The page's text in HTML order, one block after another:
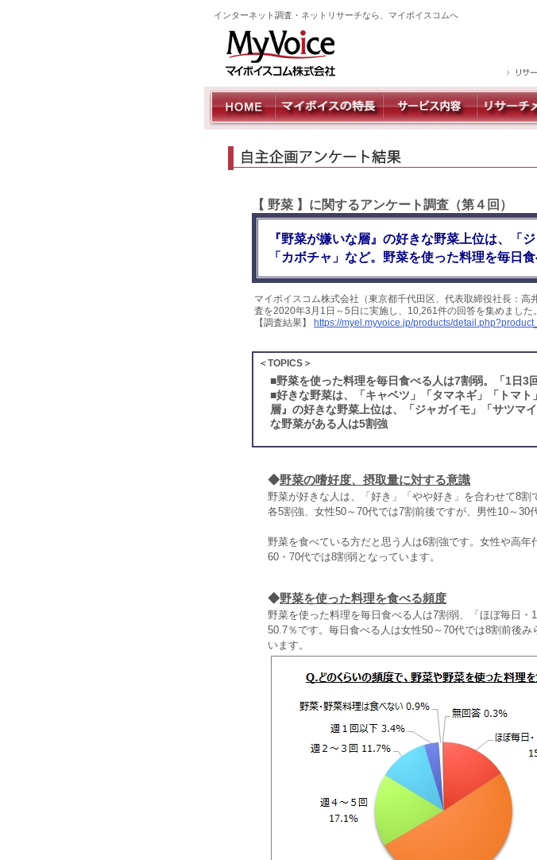
インターネット調査・ネットリサーチなら、マイボイスコムへ
【 野菜 】に関するアンケート調査（第４回）
『野菜が嫌いな層』の好きな野菜上位は、「
「カボチャ」など。野菜を使った料理を毎日
マイボイスコム株式会社（東京都千代田区、代表取締役社長：
査を2020年3月1日～5日に実施し、10,261件の回答を集めました
【調査結果】
https://myel.myvoice.jp/products/
＜TOPICS＞
■野菜を使った料理を毎日食べる人は7割弱。「1日3
■好きな野菜は、「キャベツ」「タマネギ」「トマ
層』の好きな野菜上位は、「ジャガイモ」「サツマ
な野菜がある人は5割強
◆野菜の嗜好度、摂取量に対する意識
野菜が好きな人は、「好き」「やや好き」を合わせて8
各5割強、女性50～70代では7割前後ですが、男性10～30
野菜を食べている方だと思う人は6割強です。女性や高
60・70代では8割弱となっています。
◆野菜を使った料理を食べる頻度
野菜を使った料理を毎日食べる人は7割弱、「ほぼ毎日
50.7％です。毎日食べる人は女性50～70代では8割前後
います。